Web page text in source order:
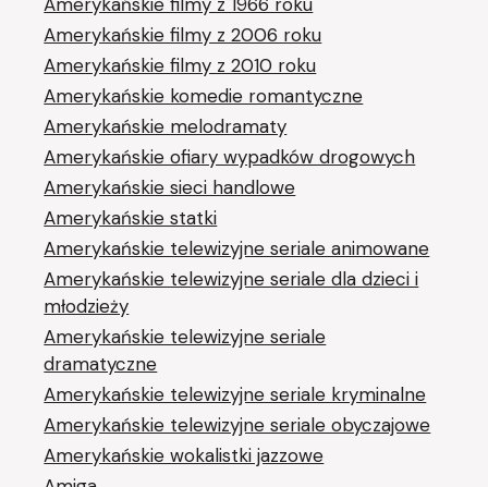
Amerykańskie filmy z 2006 roku
Amerykańskie filmy z 2010 roku
Amerykańskie komedie romantyczne
Amerykańskie melodramaty
Amerykańskie ofiary wypadków drogowych
Amerykańskie sieci handlowe
Amerykańskie statki
Amerykańskie telewizyjne seriale animowane
Amerykańskie telewizyjne seriale dla dzieci i
młodzieży
Amerykańskie telewizyjne seriale
dramatyczne
Amerykańskie telewizyjne seriale kryminalne
Amerykańskie telewizyjne seriale obyczajowe
Amerykańskie wokalistki jazzowe